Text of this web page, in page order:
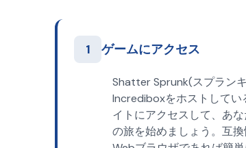
1 ゲームにアクセス
Shatter Sprunk(スプラン
Incrediboxをホストしてい
イトにアクセスして、あ
の旅を始めましょう。互